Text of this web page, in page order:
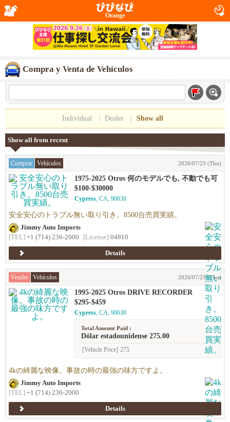
Orange
Compra y Venta de Vehículos
Individual Dealer Show all
Show all from recent
Comprar Vehículos 2026/07/23 (Thu)
1975-2025 Otros 何のモデルでも, 不動でも可
$100-$30000
Cypress, CA, 90630
安全安心のトラブル無い取り引き。8500台売買実績。
Jimmy Auto Imports
[TEL] +1 (714) 236-2000 [License] 04810
Details
Vender Vehículos 2026/07/23 (Thu)
1995-2025 Otros DRIVE RECORDER
$295-$459
Cypress, CA, 90630
Total Amount Paid :
Dólar estadounidense 275.00
[Vehicle Price] 275
4kの綺麗な映像。事故の時の最強の味方ですよ。
Jimmy Auto Imports
[TEL] +1 (714) 236-2000
Details